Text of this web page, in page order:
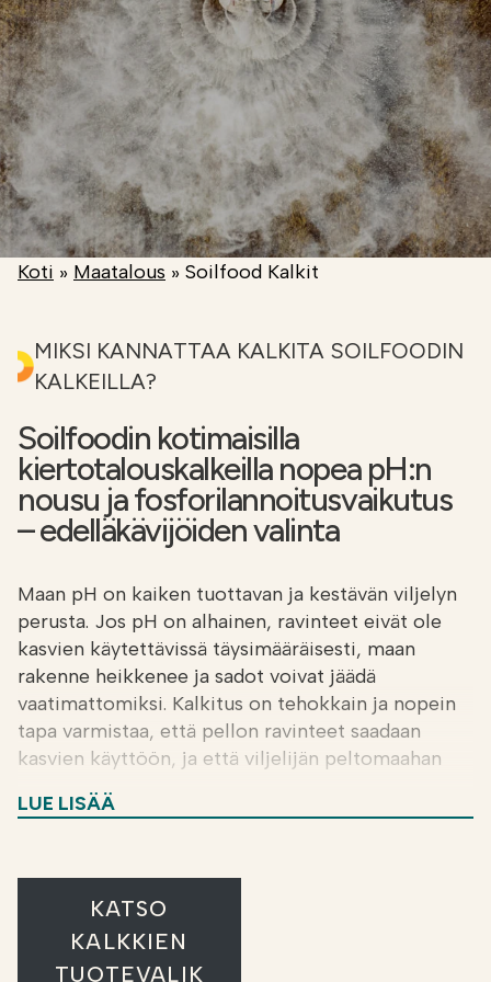
FI Etsi
VERKKOKAUPPA
Koti » Maatalous » Soilfood Kalkit
MIKSI KANNATTAA KALKITA SOILFOODIN
KALKEILLA?
Soilfoodin kotimaisilla
kiertotalouskalkeilla nopea pH:n
nousu ja fosforilannoitusvaikutus
– edelläkävijöiden valinta
Maan pH on kaiken tuottavan ja kestävän viljelyn
perusta. Jos pH on alhainen, ravinteet eivät ole
kasvien käytettävissä täysimääräisesti, maan
rakenne heikkenee ja sadot voivat jäädä
vaatimattomiksi. Kalkitus on tehokkain ja nopein
tapa varmistaa, että pellon ravinteet saadaan
kasvien käyttöön, ja että viljelijän peltomaahan
Soilfoodin valikoimassa on poikkeuksellisen
maanlaajuisesti – myös peltoon levitettyinä.
LUE LISÄÄ
KATSO
KALKKIEN
TUOTEVALIK